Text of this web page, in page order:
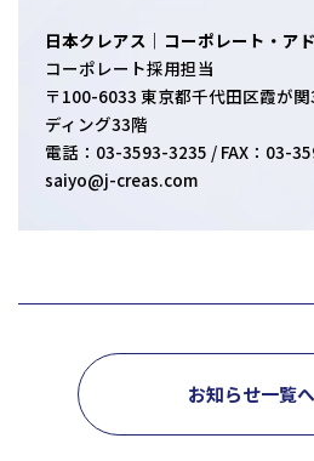
日本クレアス｜コーポレート・ア
コーポレート採用担当
〒100-6033 東京都千代田区霞が
ディング33階
電話：03-3593-3235 / FAX：03-
saiyo@j-creas.com
お知らせ一覧へ